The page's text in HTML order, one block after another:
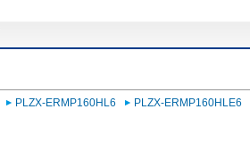
PLZX-ERMP160HL6 PLZX-ERMP160HLE6